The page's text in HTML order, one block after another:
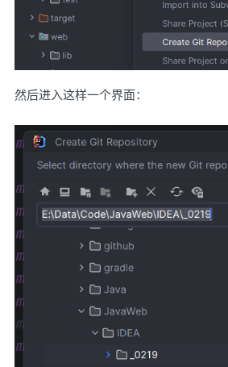
然后进入这样一个界面：